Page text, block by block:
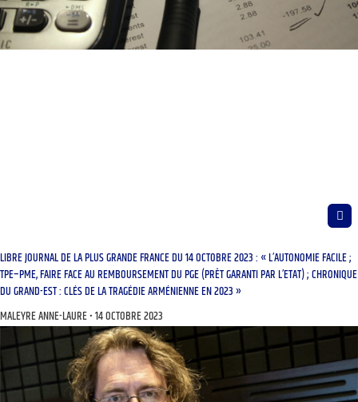
LIBRE JOURNAL DE LA PLUS GRANDE FRANCE DU 14 OCTOBRE 2023 : « L’AUTONOMIE FACILE ;
TPE–PME, FAIRE FACE AU REMBOURSEMENT DU PGE (PRÊT GARANTI PAR L’ETAT) ; CHRONIQUE
DU GRAND-EST : CLÉS DE LA TRAGÉDIE ARMÉNIENNE EN 2023 »
MALEYRE ANNE-LAURE 14 OCTOBRE 2023